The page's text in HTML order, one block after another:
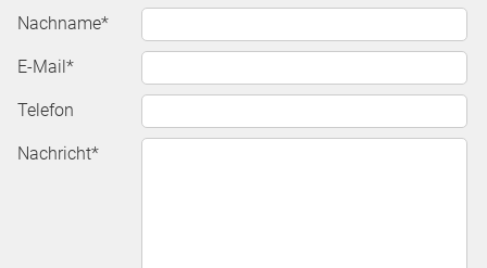
Pflichtfeld
Nachname*
Pflichtfeld
E-Mail*
Telefon
Pflichtfeld
Nachricht*